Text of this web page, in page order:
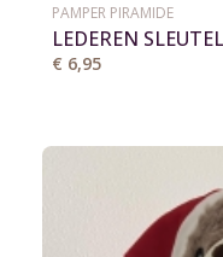
PAMPER PIRAMIDE
LEDEREN
PLUSPAPA
€ 6,95